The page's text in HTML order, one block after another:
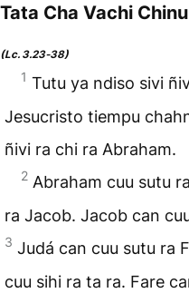
Tata Cha Vachi
(Lc. 3.23‑38)
1 Tutu ya ndiso sivi
Jesucristo tiempu
ñivi ra chi ra Abraham.
2 Abraham cuu sutu
ra Jacob. Jacob can
3 Judá can cuu sutu ra
cuu sihi ra ta ra. Fare